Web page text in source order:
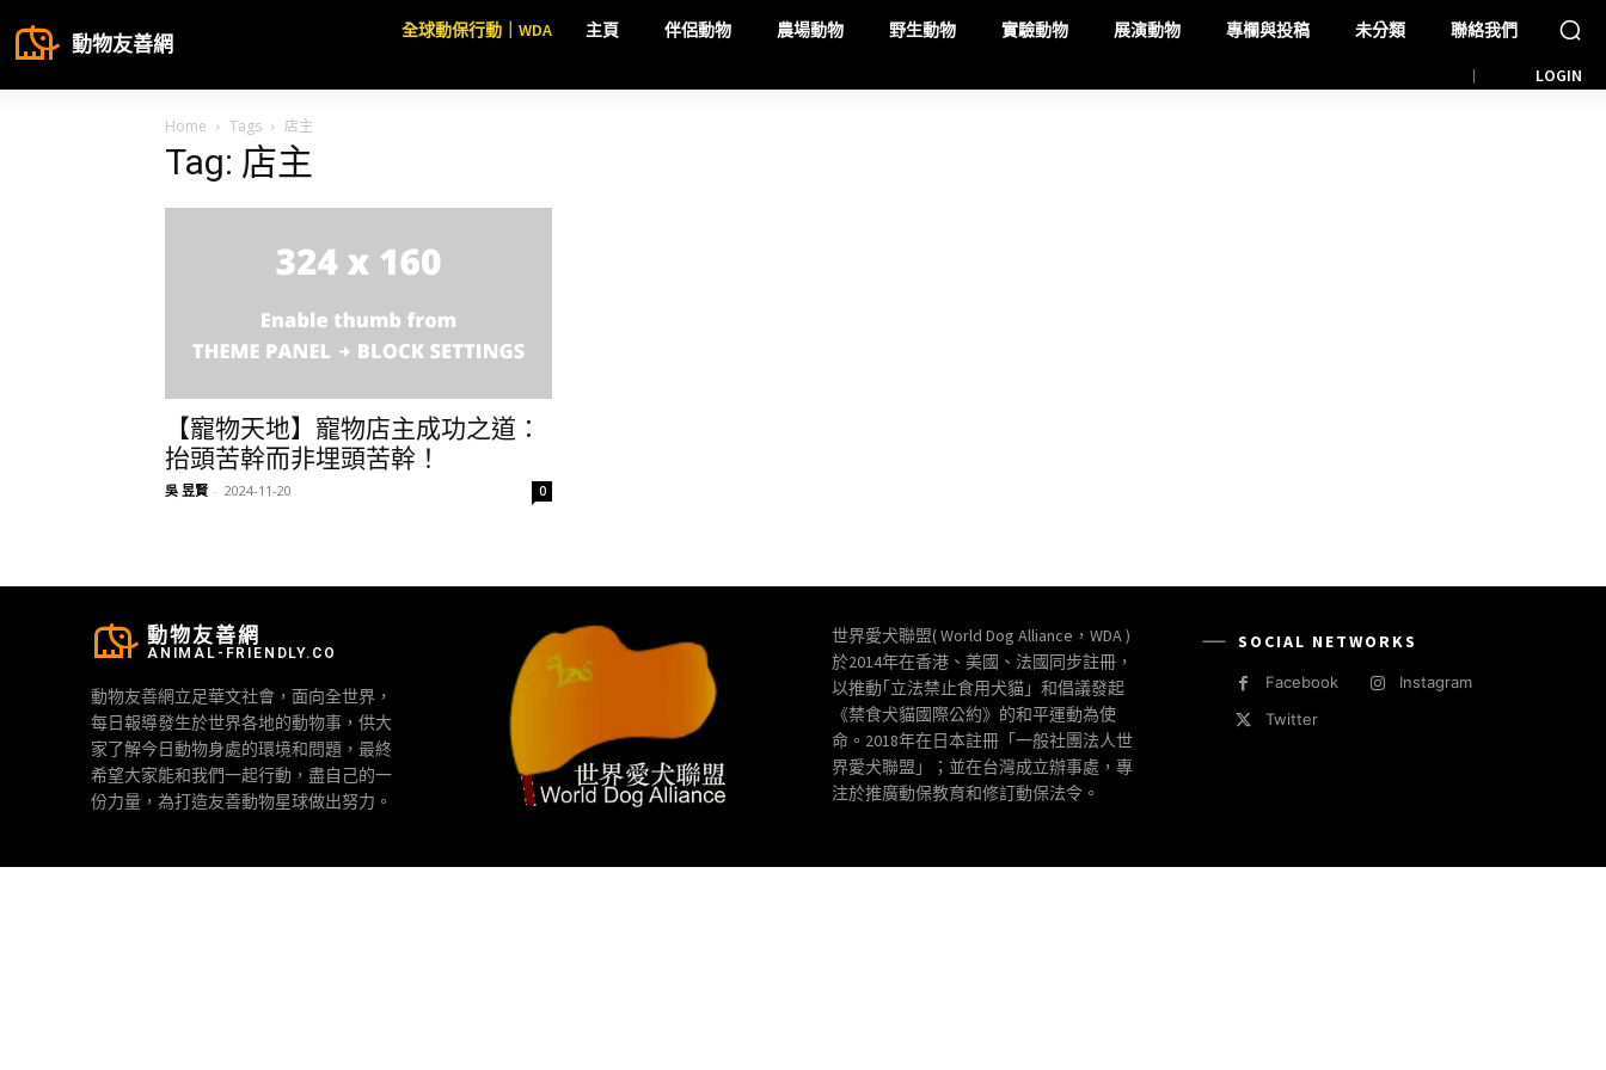
動物友善網
全球動保行動｜WDA 主頁 伴侶動物 農場動物 野生動物 實驗動物 展演動物 專欄與投稿 未分類 聯絡我們
LOGIN
Home Tags 店主
Tag: 店主
【寵物天地】寵物店主成功之道：
抬頭苦幹而非埋頭苦幹！
吳 昱賢 - 2024-11-20 0
動物友善網
ANIMAL-FRIENDLY.CO
動物友善網立足華文社會，面向全世界，
每日報導發生於世界各地的動物事，供大
家了解今日動物身處的環境和問題，最終
希望大家能和我們一起行動，盡自己的一
份力量，為打造友善動物星球做出努力。
世界愛犬聯盟( World Dog Alliance，WDA )
於2014年在香港、美國、法國同步註冊，
以推動｢立法禁止食用犬貓」和倡議發起
《禁食犬貓國際公約》的和平運動為使
命。2018年在日本註冊「一般社團法人世
界愛犬聯盟」；並在台灣成立辦事處，專
注於推廣動保教育和修訂動保法令。
SOCIAL NETWORKS
Facebook
Instagram
Twitter